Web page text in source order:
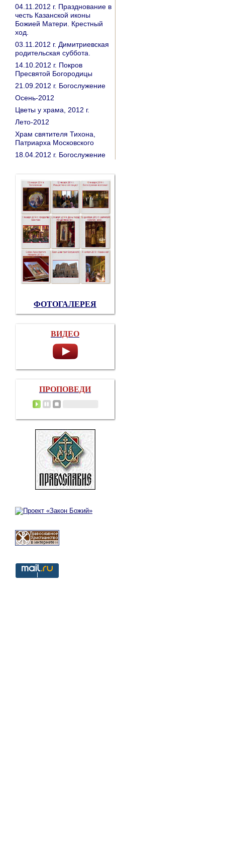
04.11.2012 г. Празднование в
честь Казанской иконы
Божией Матери. Крестный
ход.
03.11.2012 г. Димитриевская
родительская суббота.
14.10.2012 г. Покров
Пресвятой Богородицы
21.09.2012 г. Богослужение
Осень-2012
Цветы у храма, 2012 г.
Лето-2012
Храм святителя Тихона,
Патриарха Московского
18.04.2012 г. Богослужение
ФОТОГАЛЕРЕЯ
ВИДЕО
ПРОПОВЕДИ